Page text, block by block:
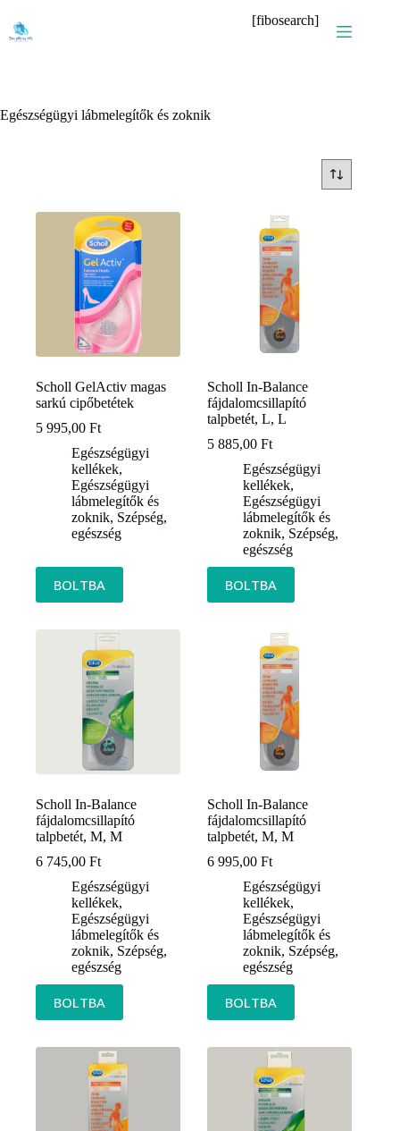
content
[fibosearch]
Egészségügyi lábmelegítők és zoknik
Scholl GelActiv magas
sarkú cipőbetétek
5 995,00 Ft
Egészségügyi
kellékek,
Egészségügyi
lábmelegítők és
zoknik, Szépség,
egészség
BOLTBA
Scholl In-Balance
fájdalomcsillapító
talpbetét, L, L
5 885,00Ft
Egészségügyi
kellékek,
Egészségügyi
lábmelegítők és
zoknik, Szépség,
egészség
BOLTBA
Scholl In-Balance
fájdalomcsillapító
talpbetét, M, M
6 745,00 Ft
Egészségügyi
kellékek,
Egészségügyi
lábmelegítők és
zoknik, Szépség,
egészség
BOLTBA
Scholl In-Balance
fájdalomcsillapító
talpbetét, M, M
6 995,00Ft
Egészségügyi
kellékek,
Egészségügyi
lábmelegítők és
zoknik, Szépség,
egészség
BOLTBA